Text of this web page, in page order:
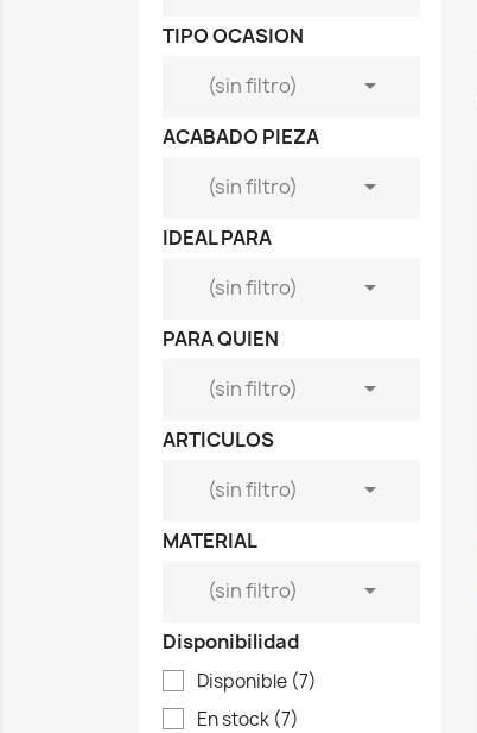
TIPO OCASION
(sin filtro)

ACABADO PIEZA
(sin filtro)

IDEAL PARA
(sin filtro)

PARA QUIEN
(sin filtro)

ARTICULOS
(sin filtro)

MATERIAL
(sin filtro)

Disponibilidad
Disponible (7)
En stock (7)